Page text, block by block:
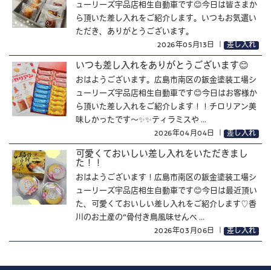
ューリーズ宇品店相生自動車です😊今日は皆さまか
ら頂いた差し入れをご紹介します。いつもお気遣い
ただき、ありがとうございます。
2026年05月13日 差し入れ
いつも差し入れをありがとうございます😊
おはようございます。広島市南区の鈑金塗装工場シ
ューリーズ宇品店相生自動車です😊今日はお客様か
ら頂いた差し入れをご紹介します！！チロリアン美
味しかったです～✨✨ティラミスや ...
2026年04月04日 差し入れ
可愛くておいしい差し入れをいただきまし
た！！
おはようございます！広島市南区の鈑金塗装工場シ
ューリーズ宇品店相生自動車です😊今日は最近頂い
た、可愛くておいしい差し入れをご紹介します♡香
川のお土産の“骨付き鳥風味せんべ ...
2026年03月06日 差し入れ